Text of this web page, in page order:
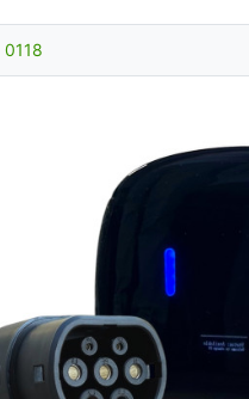
0118